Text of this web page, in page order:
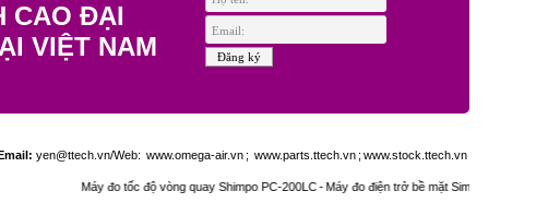
CAO ĐẠI
VIỆT NAM
yen@ttech.vn/Web: www.omega-air.vn ; www.parts.ttech.vn ; www.stock.ttech.vn
Máy đo tốc độ vòng quay Shimpo PC-200LC-Máy đo điện trở bề mặt Simco ST-4